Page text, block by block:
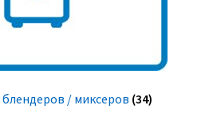
блендеров / миксеров (34)